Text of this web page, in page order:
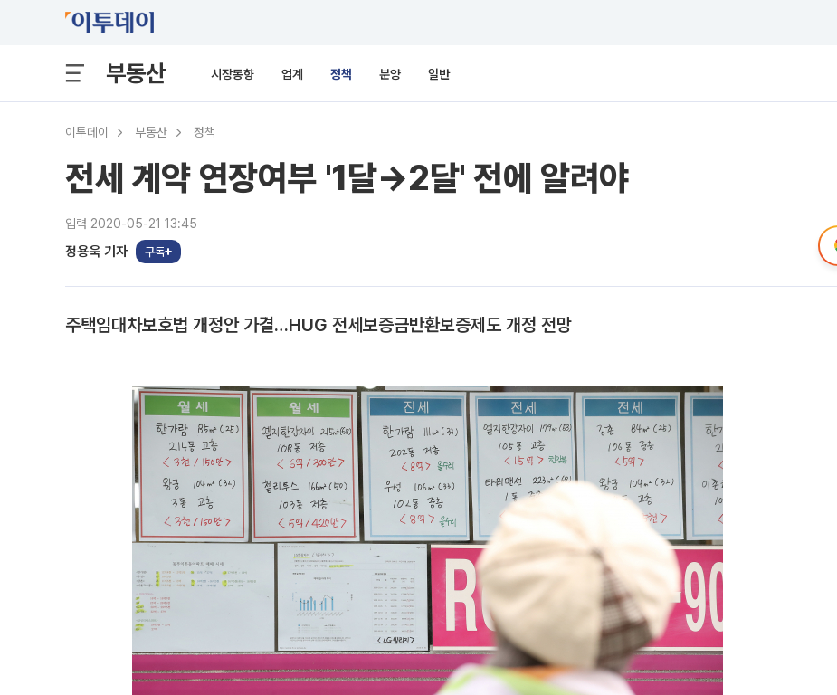
부동산 시장동향 업계 정책 분양 일반
이투데이 부동산 정책
전세 계약 연장여부 '1달→2달' 전에 알려야
입력 2020-05-21 13:45
정용욱 기자 구독
주택임대차보호법 개정안 가결…HUG 전세보증금반환보증제도 개정 전망